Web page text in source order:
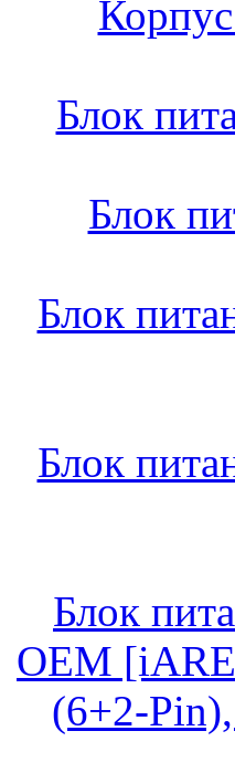
Блок
Блок
Блок
Блок
Блок
OEM
(6+2-